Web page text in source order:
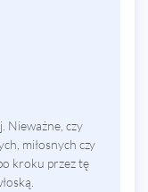
Nieważne, czy
miłosnych czy
kroku przez tę